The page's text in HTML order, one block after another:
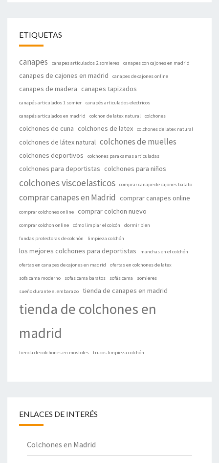
ETIQUETAS
canapes canapes articulados 2 somieres canapes con cajones en madrid
canapes de cajones en madrid canapes de cajones online
canapes de madera canapes tapizados
canapés articulados 1 somier canapés articulados electricos
canapés articulados en madrid colchon de latex natural colchones
colchones de cuna colchones de latex colchones de latex natural
colchones de látex natural colchones de muelles
colchones deportivos colchones para camas articuladas
colchones para deportistas colchones para niños
colchones viscoelasticos comprar canape de cajones batato
comprar canapes en Madrid comprar canapes online
comprar colchones online comprar colchon nuevo
comprar colchon online cómo limpiar el colcón dormir bien
fundas protectoras de colchón limpieza colchón
los mejores colchones para deportistas manchas en el colchón
ofertas en canapes de cajones en madrid ofertas en colchones de latex
sofa cama moderno sofas cama baratos sofás cama somieres
sueño durante el embarazo tienda de canapes en madrid
tienda de colchones en
madrid
tienda de colchones en mostoles trucos limpieza colchón
ENLACES DE INTERÉS
Colchones en Madrid